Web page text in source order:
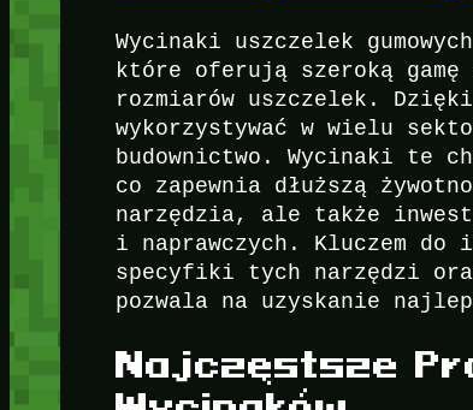
Wycinaki uszczelek
które oferują szeroką
rozmiarów uszczelek.
wykorzystywać w wielu
budownictwo. Wycinaki te
co zapewnia dłuższą
narzędzia, ale także
i naprawczych. Kluczem do
specyfiki tych narzędzi
pozwala na uzyskanie
Najczęstsze